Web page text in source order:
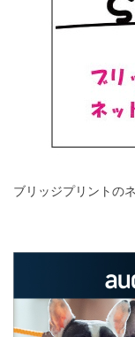
ブリッジプリントの